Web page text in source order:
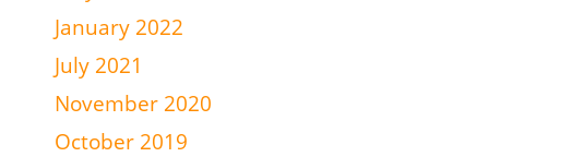
January 2022
July 2021
November 2020
October 2019